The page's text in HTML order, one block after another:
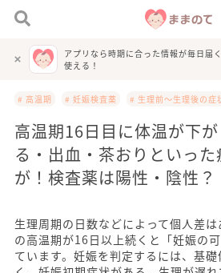
アプリなら時期に合った情報が毎日届
使える！
# 高温期 # 妊娠検査薬 # 生理前～生理後の症
高温期16日目に体温が下が
る・出血・茶おりといった
が！検査薬は陽性・陰性？
生理周期の日数などによって個人差
の高温期が16日以上続くと「妊娠の
ています。妊娠を判定するには、基